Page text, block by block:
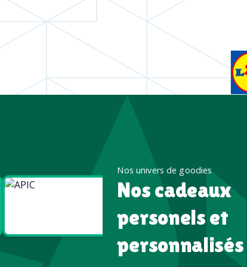
Goodies
High tech
Nos univers de goodies
Nos cadeaux
personels et
personnalisés